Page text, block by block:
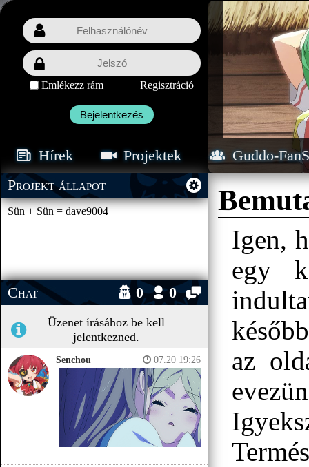
Hírek Projektek Guddo-
Emlékezz rám Regisztráció
Bejelentkezés
Projekt állapot
Sün + Sün = dave9004
Chat 0 0
Üzenet írásához be kell
jelentkezned.
Senchou 07.20 19:26
Igen,
egy
az